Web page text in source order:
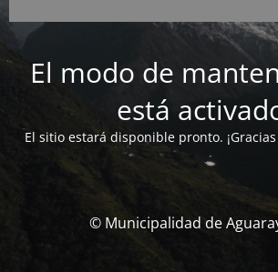
El modo de
está
El sitio estará disponible pronto.
© Municipalidad de